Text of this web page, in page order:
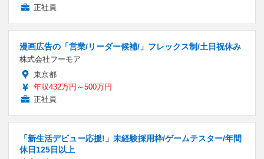
正社員
漫画広告の「営業/リーダー候補/」フレックス制/土日祝休み
株式会社フーモア
東京都
年収432万円～500万円
正社員
「新生活デビュー応援!」未経験採用枠/ゲームテスター/年間
休日125日以上